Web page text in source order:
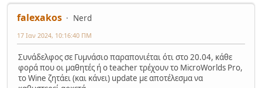
falexakos Nerd
17 Ιαν 2024, 10:16:40 ΠΜ
Συνάδελφος σε Γυμνάσιο παραπονιέται ότι στο 20.04, κάθε
φορά που οι μαθητές ή ο teacher τρέχουν το MicroWorlds Pro,
το Wine ζητάει (και κάνει) update με αποτέλεσμα να